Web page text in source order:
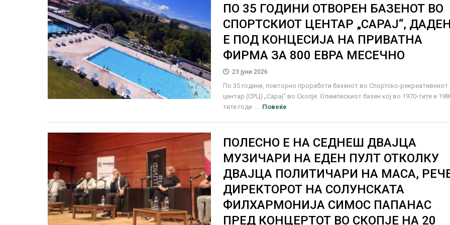
ПО 35 ГОДИНИ ОТВОРЕН БАЗЕНОТ ВО
СПОРТСКИОТ ЦЕНТАР „САРАЈ“, ДАДЕН
Е ПОД КОНЦЕСИЈА НА ПРИВАТНА
ФИРМА ЗА 800 ЕВРА МЕСЕЧНО
23 јуни 2026
По 35 години, повторно проработи базенот во Спортско-рекреативниот
центар (СРЦ) „Сарај“ во Скопје. Олимпискиот базен кој во 1970-тите и
тите годи ...
Повеќе
ПОЛЕСНО Е НА СЕДНЕШ ДВАЈЦА
МУЗИЧАРИ НА ЕДЕН ПУЛТ ОТКОЛКУ
ДВАЈЦА ПОЛИТИЧАРИ НА МАСА,
ДИРЕКТОРОТ НА СОЛУНСКАТА
ФИЛХАРМОНИЈА СИМОС ПАПАНАС
ПРЕД КОНЦЕРТОТ ВО СКОПЈЕ НА 20